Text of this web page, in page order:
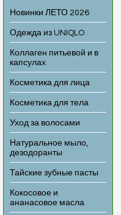
Новинки ЛЕТО 2026
Одежда из UNIQLO
Коллаген питьевой и в
капсулах
Косметика для лица
Косметика для тела
Уход за волосами
Натуральное мыло,
дезодоранты
Тайские зубные пасты
Кокосовое и
ананасовое масла